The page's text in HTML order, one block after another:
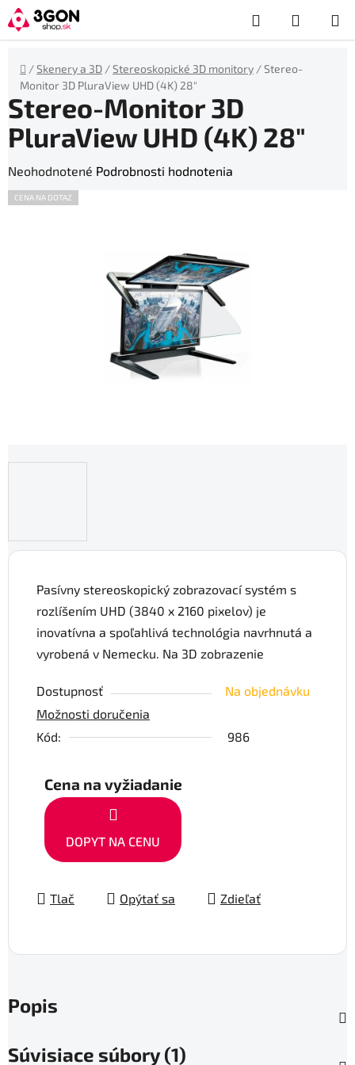
Prejsť
na
obsah
Hľadať
KOŠÍK
Domov
/Skenery a 3D /Stereoskopické 3D monitory /Stereo-
Monitor 3D PluraView UHD (4K) 28″
Pasívny stereoskopický zobrazovací systém s
rozlíšením UHD (3840 x 2160 pixelov) je
inovatívna a spoľahlivá technológia navrhnutá a
vyrobená v Nemecku. Na 3D zobrazenie
Dostupnosť
Na objednávku
Možnosti doručenia
Kód:
986
Cena na vyžiadanie
DOPYT NA CENU
Tlač Opýtať sa Zdieľať
Stereo-Monitor 3D
PluraView UHD (4K) 28″
Priemerné
hodnotenie
Neohodnotené Podrobnosti hodnotenia
CENA NA DOTAZ
Popis
Súvisiace súbory (1)